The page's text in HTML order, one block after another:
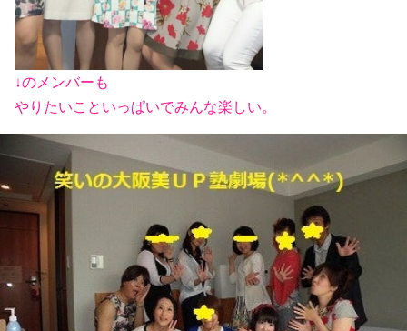
↓のメンバーも
やりたいこといっぱいでみんな楽しい。